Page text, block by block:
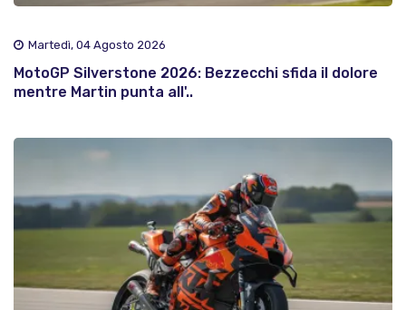
Martedì, 04 Agosto 2026
MotoGP Silverstone 2026: Bezzecchi sfida il dolore
mentre Martin punta all'..